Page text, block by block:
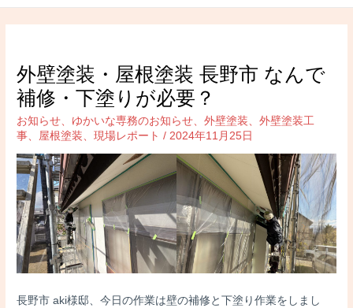
外壁塗装・屋根塗装 長野市 なんで
補修・下塗りが必要？
お知らせ ゆかいな専務のお知らせ 、外壁塗装 、外壁塗装工
事
屋根塗装 、現場レポート / 2024年11月25日
長野市 aki様邸、今日の作業は壁の補修と下塗り作業をしまし